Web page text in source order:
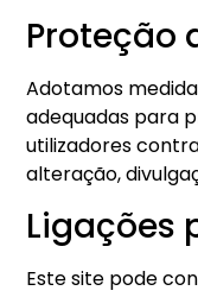
Proteção
Adotamos
adequadas para
utilizadores
alteração,
Ligações
Este site pode